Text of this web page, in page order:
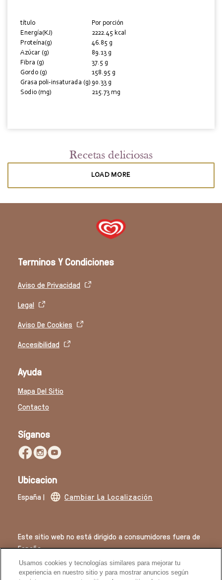
título
Por porción
Energía(KJ)
2222.45 kcal
Proteína(g)
46.85 g
Azúcar (g)
89.13 g
Fibra (g)
37.5 g
Gordo (g)
158.95 g
Grasa poli-insaturada (g) 90.33 g
Sodio (mg)
215.73 mg
Recetas deliciosas
LOAD MORE
Terminos Y Condiciones
Aviso de Privacidad
Legal
Aviso De Cookies
Accesibilidad
Ayuda
Mapa Del Sitio
Contacto
Síganos
Ubicacion
España | Cambiar La Localización
Este sitio web no está dirigido a consumidores fuera de
España.
© 2026 Derechos de autor
experiencia en nuestro sitio y para mostrar anuncios según
tus intereses en nuestro sitio web y en sitios de terceros.